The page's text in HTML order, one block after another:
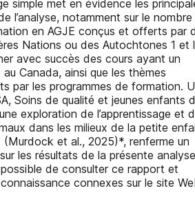
simple met en évidence les
l’analyse, notamment sur le
en AGJE conçus et offerts par
Nations ou des Autochtones 1 et
avec succès des cours ayant un
Canada, ainsi que les thèmes
par les programmes de formation.
Soins de qualité et jeunes enfants
exploration de l’apprentissage et
dans les milieux de la petite
(Murdock et al., 2025)*, renferme un
les résultats de la présente analyse
de consulter ce rapport et
connexes sur le site